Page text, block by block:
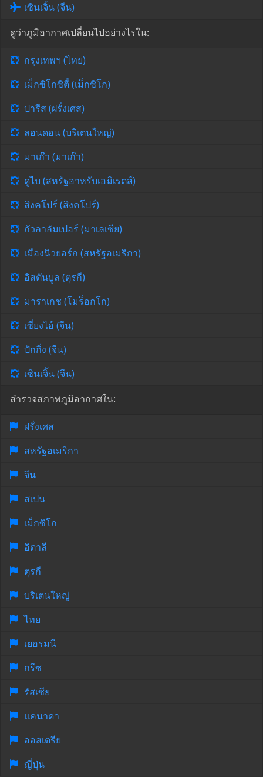
เซินเจิ้น (จีน)
ดูว่าภูมิอากาศเปลี่ยนไปอย่างไรใน:
กรุงเทพฯ (ไทย)
เม็กซิโกซิตี้ (เม็กซิโก)
ปารีส (ฝรั่งเศส)
ลอนดอน (บริเตนใหญ่)
มาเก๊า (มาเก๊า)
ดูไบ (สหรัฐอาหรับเอมิเรตส์)
สิงคโปร์ (สิงคโปร์)
กัวลาลัมเปอร์ (มาเลเซีย)
เมืองนิวยอร์ก (สหรัฐอเมริกา)
อิสตันบูล (ตุรกี)
มาราเกช (โมร็อกโก)
เซี่ยงไฮ้ (จีน)
ปักกิ่ง (จีน)
เซินเจิ้น (จีน)
สำรวจสภาพภูมิอากาศใน:
ฝรั่งเศส
สหรัฐอเมริกา
จีน
สเปน
เม็กซิโก
อิตาลี
ตุรกี
บริเตนใหญ่
ไทย
เยอรมนี
กรีซ
รัสเซีย
แคนาดา
ออสเตรีย
ญี่ปุ่น